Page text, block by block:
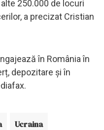
250.000 de locuri
a precizat Cristian
în România în
depozitare și în
Ucraina